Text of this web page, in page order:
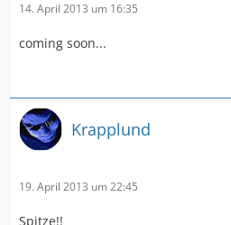
14. April 2013 um 16:35
coming soon...
Krapplund
19. April 2013 um 22:45
Spitze!!